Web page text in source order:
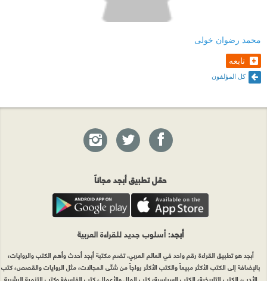
محمد رضوان خولى
تابعه
كل المؤلفون
حمّل تطبيق أبجد مجاناً
أبجد: أسلوب جديد للقراءة العربية
أبجد هو تطبيق القراءة رقم واحد في العالم العربي. تضم مكتبة أبجد أحدث وأهم الكتب والروايات،
بالإضافة إلى الكتب الأكثر مبيعاً والكتب الأكثر رواجاً من شتّى المجالات، مثل الروايات والقصص، كتب
الأدب، الكتب التاريخية، الكتب السياسية، كتب المال والأعمال، كتب الفلسفة وكتب التنمية البشرية